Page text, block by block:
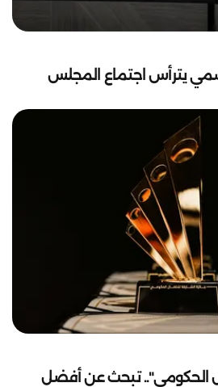
يترأس اجتماع المجلس
الحكومي".. تبحث عن أفضل